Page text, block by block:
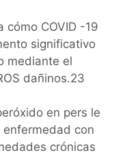
cómo COVID -19
significativo
mediante el
dañinos.23
en pers le
con
crónicas